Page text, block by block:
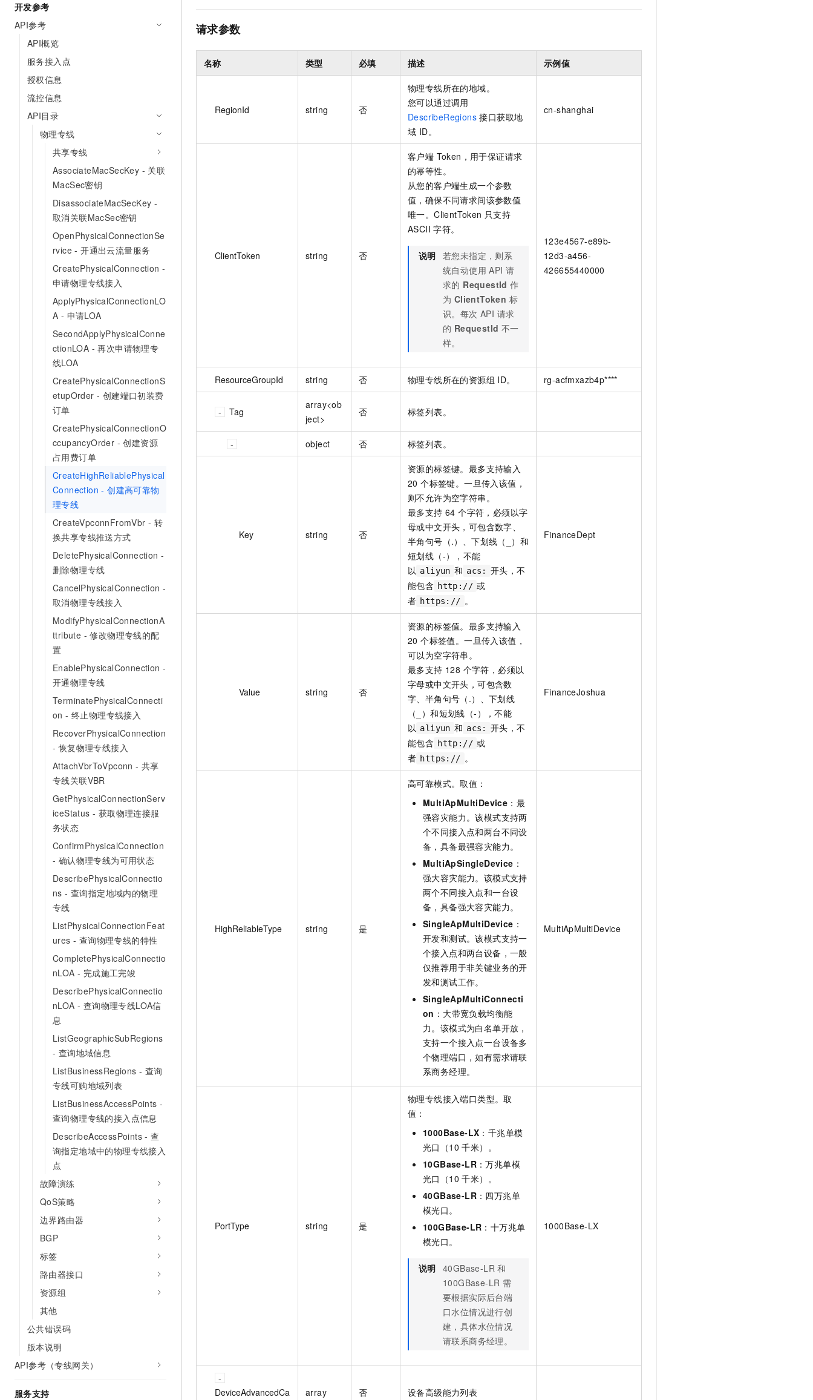
开发参考
API参考
API概览
服务接入点
授权信息
流控信息
API目录
物理专线
共享专线
AssociateMacSecKey - 关联
MacSec密钥
DisassociateMacSecKey -
取消关联MacSec密钥
OpenPhysicalConnectionSe
rvice - 开通出云流量服务
CreatePhysicalConnection -
申请物理专线接入
ApplyPhysicalConnectionLO
A - 申请LOA
SecondApplyPhysicalConne
ctionLOA - 再次申请物理专
线LOA
CreatePhysicalConnectionS
etupOrder - 创建端口初装费
订单
CreatePhysicalConnectionO
ccupancyOrder - 创建资源
占用费订单
CreateHighReliablePhysical
Connection - 创建高可靠物
理专线
CreateVpconnFromVbr - 转
换共享专线推送方式
DeletePhysicalConnection -
删除物理专线
CancelPhysicalConnection -
取消物理专线接入
ModifyPhysicalConnectionA
ttribute - 修改物理专线的配
置
EnablePhysicalConnection -
开通物理专线
TerminatePhysicalConnecti
on - 终止物理专线接入
RecoverPhysicalConnection
- 恢复物理专线接入
AttachVbrToVpconn - 共享
专线关联VBR
GetPhysicalConnectionServ
iceStatus - 获取物理连接服
务状态
ConfirmPhysicalConnection
- 确认物理专线为可用状态
DescribePhysicalConnectio
ns - 查询指定地域内的物理
专线
ListPhysicalConnectionFeat
ures - 查询物理专线的特性
CompletePhysicalConnectio
nLOA - 完成施工完竣
DescribePhysicalConnectio
nLOA - 查询物理专线LOA信
息
ListGeographicSubRegions
- 查询地域信息
ListBusinessRegions - 查询
专线可购地域列表
ListBusinessAccessPoints -
查询物理专线的接入点信息
DescribeAccessPoints - 查
询指定地域中的物理专线接入
点
故障演练
QoS策略
边界路由器
BGP
标签
路由器接口
资源组
其他
公共错误码
版本说明
API参考（专线网关）
服务支持
请求参数
名称 类型 必填 描述 示例值
RegionId string 否
物理专线所在的地域。
您可以通过调用
DescribeRegions 接口获取地
域 ID。
cn-shanghai
ClientToken string 否
客户端 Token，用于保证请求
的幂等性。
从您的客户端生成一个参数
值，确保不同请求间该参数值
唯一。ClientToken 只支持
ASCII 字符。
说明 若您未指定，则系
统自动使用 API 请
求的 RequestId 作
为 ClientToken 标
识。每次 API 请求
的 RequestId 不一
样。
123e4567-e89b-
12d3-a456-
426655440000
ResourceGroupId string 否 物理专线所在的资源组 ID。 rg-acfmxazb4p****
Tag
array<ob
ject>
否 标签列表。
object 否 标签列表。
Key string 否
资源的标签键。最多支持输入
20 个标签键。一旦传入该值，
则不允许为空字符串。
最多支持 64 个字符，必须以字
母或中文开头，可包含数字、
半角句号（.）、下划线（_）和
短划线（-），不能
以 aliyun 和 acs:
开头，不
能包含 http:// 或
者 https:// 。
FinanceDept
Value string 否
资源的标签值。最多支持输入
20 个标签值。一旦传入该值，
可以为空字符串。
最多支持 128 个字符，必须以
字母或中文开头，可包含数
字、半角句号（.）、下划线
（_）和短划线（-），不能
以 aliyun 和 acs:
开头，不
能包含 http:// 或
者 https:// 。
FinanceJoshua
HighReliableType string 是
高可靠模式。取值：
MultiApMultiDevice ：最
强容灾能力。该模式支持两
个不同接入点和两台不同设
备，具备最强容灾能力。
MultiApSingleDevice ：
强大容灾能力。该模式支持
两个不同接入点和一台设
备，具备强大容灾能力。
SingleApMultiDevice ：
开发和测试。该模式支持一
个接入点和两台设备，一般
仅推荐用于非关键业务的开
发和测试工作。
SingleApMultiConnecti
on ：大带宽负载均衡能
力。该模式为白名单开放，
支持一个接入点一台设备多
个物理端口，如有需求请联
系商务经理。
MultiApMultiDevice
PortType string 是
物理专线接入端口类型。取
值：
1000Base-LX ：千兆单模
光口（10 千米）。
10GBase-LR ：万兆单模
光口（10 千米）。
40GBase-LR ：四万兆单
模光口。
100GBase-LR ：十万兆单
模光口。
说明 40GBase-LR 和
100GBase-LR 需
要根据实际后台端
口水位情况进行创
建，具体水位情况
请联系商务经理。
1000Base-LX
DeviceAdvancedCa array 否 设备高级能力列表